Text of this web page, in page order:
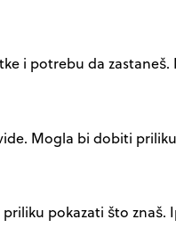
i potrebu da
Mogla bi dobiti
pokazati što